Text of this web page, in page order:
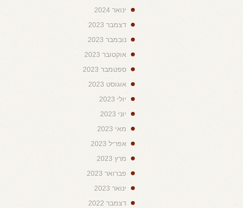
ינואר 2024
דצמבר 2023
נובמבר 2023
אוקטובר 2023
ספטמבר 2023
אוגוסט 2023
יולי 2023
יוני 2023
מאי 2023
אפריל 2023
מרץ 2023
פברואר 2023
ינואר 2023
דצמבר 2022